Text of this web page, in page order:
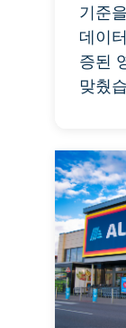
기준
데이
증된
맞췄